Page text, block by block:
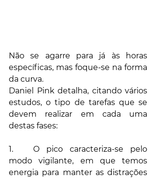
Não se agarre para já às horas
específicas, mas foque-se na forma
da curva.
Daniel Pink detalha, citando vários
estudos, o tipo de tarefas que se
devem realizar em cada uma
destas fases:
1.	O pico caracteriza-se pelo
modo vigilante, em que temos
energia para manter as distrações